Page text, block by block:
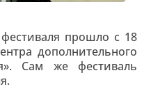
прошло с 18
дополнительного
Сам же фестиваль